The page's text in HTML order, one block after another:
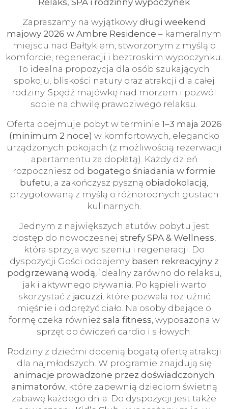
Relaks, SPA i rodzinny wypoczynek
Zapraszamy na wyjątkowy długi weekend
majowy 2026 w Ambre Residence – kameralnym
miejscu nad Bałtykiem, stworzonym z myślą o
komforcie, regeneracji i beztroskim wypoczynku.
To idealna propozycja dla osób szukających
spokoju, bliskości natury oraz atrakcji dla całej
rodziny. Spędź majówkę nad morzem i pozwól
sobie na chwilę prawdziwego relaksu.
Oferta obejmuje pobyt w terminie 1–3 maja 2026
(minimum 2 noce) w komfortowych, elegancko
urządzonych pokojach (z możliwością rezerwacji
apartamentu za dopłatą). Każdy dzień
rozpoczniesz od bogatego śniadania w formie
bufetu, a zakończysz pyszną obiadokolacją,
przygotowaną z myślą o różnorodnych gustach
kulinarnych.
Jednym z największych atutów pobytu jest
dostęp do nowoczesnej strefy SPA & Wellness,
która sprzyja wyciszeniu i regeneracji. Do
dyspozycji Gości oddajemy basen rekreacyjny z
podgrzewaną wodą, idealny zarówno do relaksu,
jak i aktywnego pływania. Po kąpieli warto
skorzystać z jacuzzi, które pozwala rozluźnić
mięśnie i odprężyć ciało. Na osoby dbające o
formę czeka również sala fitness, wyposażona w
sprzęt do ćwiczeń cardio i siłowych.
Rodziny z dziećmi docenią bogatą ofertę atrakcji
dla najmłodszych. W programie znajdują się
animacje prowadzone przez doświadczonych
animatorów, które zapewnią dzieciom świetną
zabawę każdego dnia. Do dyspozycji jest także